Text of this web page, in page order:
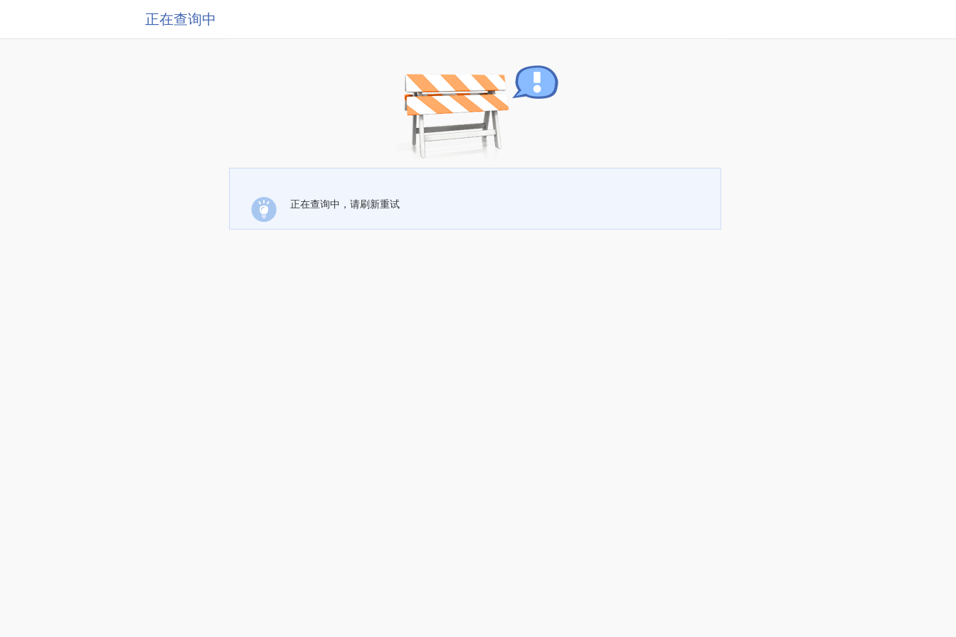
正在查询中
正在查询中，请刷新重试